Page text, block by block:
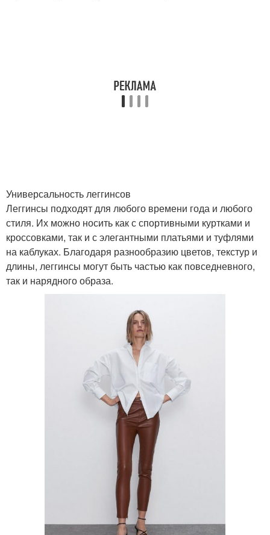
Универсальность леггинсов
Леггинсы подходят для любого времени года и любого
стиля. Их можно носить как с спортивными куртками и
кроссовками, так и с элегантными платьями и туфлями
на каблуках. Благодаря разнообразию цветов, текстур и
длины, леггинсы могут быть частью как повседневного,
так и нарядного образа.